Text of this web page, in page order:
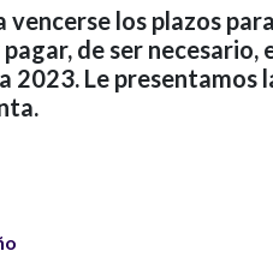
vencerse los plazos
de ser necesario,
2023. Le presentamos